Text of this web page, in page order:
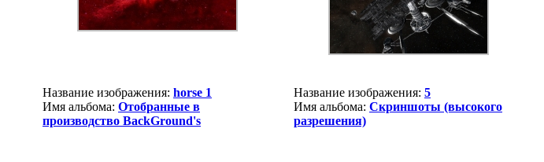
Название изображения: horse 1
Имя альбома: Отобранные в
производство BackGround's
Название изображения: 5
Имя альбома: Скриншоты (высокого
разрешения)